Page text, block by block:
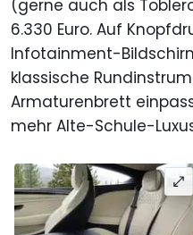
(gerne auch als
6.330 Euro. Auf
Infotainment-
klassische
Armaturenbrett
mehr Alte-Schule-